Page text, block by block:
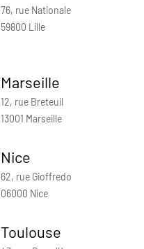
76, rue Nationale
59800 Lille
Marseille
12, rue Breteuil
13001 Marseille
Nice
62, rue Gioffredo
06000 Nice
Toulouse